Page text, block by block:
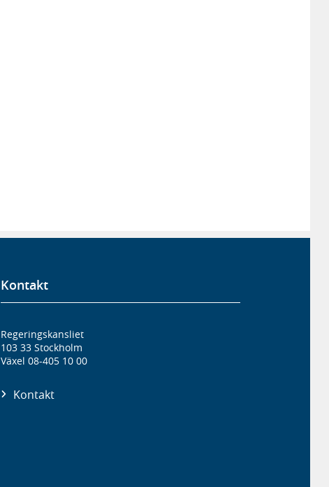
Kontakt
Regeringskansliet
103 33 Stockholm
Växel 08-405 10 00
Kontakt